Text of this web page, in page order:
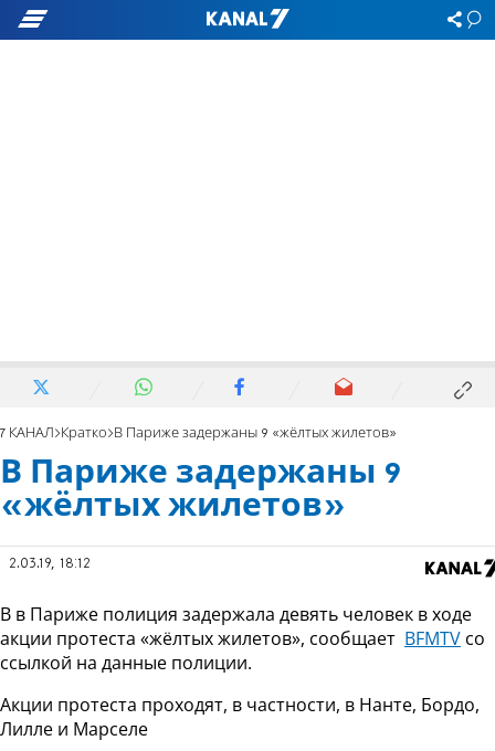
7 КАНАЛ Кратко В Париже задержаны 9 «жёлтых жилетов»
В Париже задержаны 9
«жёлтых жилетов»
2.03.19, 18:12
В в Париже полиция задержала девять человек в ходе
акции протеста «жёлтых жилетов», сообщает BFMTV со
ссылкой на данные полиции.
Акции протеста проходят, в частности, в Нанте, Бордо,
Лилле и Марселе